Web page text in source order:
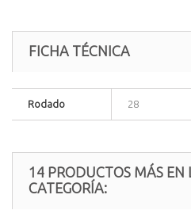
FICHA TÉCNICA
Rodado 28
14 PRODUCTOS MÁS
CATEGORÍA: